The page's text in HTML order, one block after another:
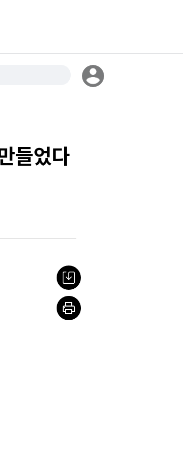
들었다